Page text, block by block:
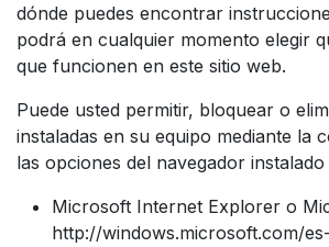
dónde puedes encontrar
podrá en cualquier momento elegir
que funcionen en este sitio web.
Puede usted permitir, bloquear o
instaladas en su equipo mediante la
las opciones del navegador
Microsoft Internet Explorer o
http://windows.microsoft.com/